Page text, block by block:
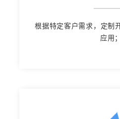
根据特定客户需求，定制
应用；